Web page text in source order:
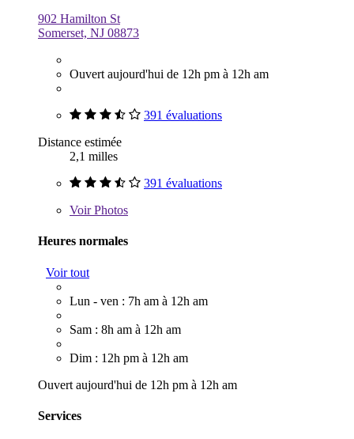
902 Hamilton St
Somerset, NJ 08873
Ouvert aujourd'hui de 12h pm à 12h am
391 évaluations
Distance estimée
2,1 milles
391 évaluations
VoirPhotos
Heures normales
Voir tout
Lun - ven : 7h am à 12h am
Sam : 8h am à 12h am
Dim : 12h pm à 12h am
Ouvert aujourd'hui de 12h pm à 12h am
Services